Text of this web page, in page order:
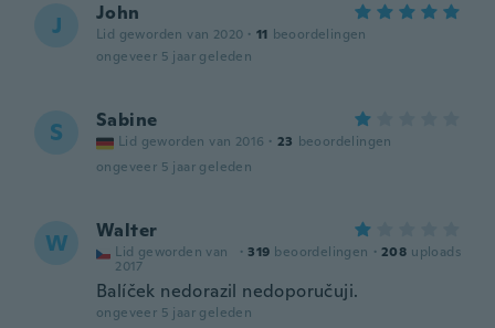
J John
Lid geworden van 2020 · 11 beoordelingen
ongeveer 5 jaar geleden
S Sabine
Lid geworden van 2016 · 23 beoordelingen
ongeveer 5 jaar geleden
W Walter
Lid geworden van
2017
· 319 beoordelingen · 208 uploads
Balíček nedorazil nedoporučuji.
ongeveer 5 jaar geleden